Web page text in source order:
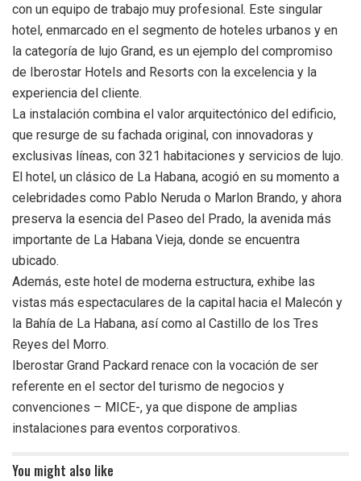
con un equipo de trabajo muy profesional. Este singular
hotel, enmarcado en el segmento de hoteles urbanos y en
la categoría de lujo Grand, es un ejemplo del compromiso
de Iberostar Hotels and Resorts con la excelencia y la
experiencia del cliente.
La instalación combina el valor arquitectónico del edificio,
que resurge de su fachada original, con innovadoras y
exclusivas líneas, con 321 habitaciones y servicios de lujo.
El hotel, un clásico de La Habana, acogió en su momento a
celebridades como Pablo Neruda o Marlon Brando, y ahora
preserva la esencia del Paseo del Prado, la avenida más
importante de La Habana Vieja, donde se encuentra
ubicado.
Además, este hotel de moderna estructura, exhibe las
vistas más espectaculares de la capital hacia el Malecón y
la Bahía de La Habana, así como al Castillo de los Tres
Reyes del Morro.
Iberostar Grand Packard renace con la vocación de ser
referente en el sector del turismo de negocios y
convenciones – MICE-, ya que dispone de amplias
instalaciones para eventos corporativos.
You might also like